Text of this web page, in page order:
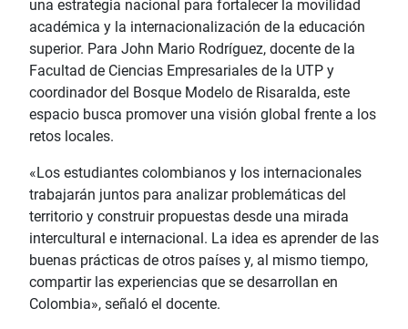
una estrategia nacional para fortalecer la movilidad
académica y la internacionalización de la educación
superior. Para John Mario Rodríguez, docente de la
Facultad de Ciencias Empresariales de la UTP y
coordinador del Bosque Modelo de Risaralda, este
espacio busca promover una visión global frente a los
retos locales.
«Los estudiantes colombianos y los internacionales
trabajarán juntos para analizar problemáticas del
territorio y construir propuestas desde una mirada
intercultural e internacional. La idea es aprender de las
buenas prácticas de otros países y, al mismo tiempo,
compartir las experiencias que se desarrollan en
Colombia», señaló el docente.